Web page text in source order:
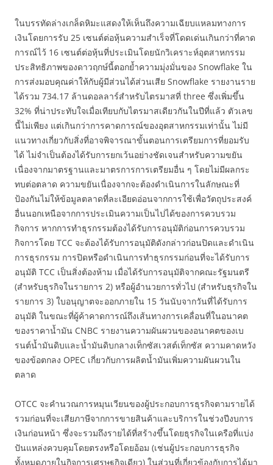
ในบรรทัดล่างเกล็ดหิมะแสดงให้เห็นถึงความเฉียบแหลมทางการ
เงินโดยการรับ 25 เซนต์ต่อหุ้นความสำเร็จที่โดดเด่นเกินกว่าที่คาด
การณ์ไว้ 16 เซนต์ต่อหุ้นที่ประเมินโดยนักวิเคราะห์อุตสาหกรรม
ประสิทธิภาพของดาวฤกษ์นี้ตอกย้ำความมุ่งมั่นของ Snowflake ใน
การส่งมอบคุณค่าให้กับผู้มีส่วนได้ส่วนเสีย Snowflake รายงานราย
ได้รวม 734.17 ล้านดอลลาร์สำหรับไตรมาสที่ three ซึ่งเพิ่มขึ้น
32% ที่น่าประทับใจเมื่อเทียบกับไตรมาสเดียวกันในปีที่แล้ว ตัวเลข
นี้ไม่เพียง แต่เกินกว่าการคาดการณ์ของอุตสาหกรรมเท่านั้น ไม่มี
แนวทางเกี่ยวกับสิ่งที่อาจพิจารณาขั้นตอนการเตรียมการที่ยอมรับ
ได้ ไม่จำเป็นต้องได้รับการยกเว้นอย่างชัดเจนสำหรับความขยัน
เนื่องจากมาตรฐานและมาตรการการเตรียมอื่น ๆ โดยไม่มีผลกระ
ทบต่อตลาด ความขยันเนื่องจากจะต้องดำเนินการในลักษณะที่
ป้องกันไม่ให้ข้อมูลตลาดที่ละเอียดอ่อนจากการใช้เพื่อวัตถุประสงค์
อื่นนอกเหนือจากการประเมินความเป็นไปได้ของการควบรวม
กิจการ หากการทำธุรกรรมต้องได้รับการอนุมัติก่อนการควบรวม
กิจการโดย TCC จะต้องได้รับการอนุมัติดังกล่าวก่อนปิดและดำเนิน
การธุรกรรม การปิดหรือดำเนินการทำธุรกรรมก่อนที่จะได้รับการ
อนุมัติ TCC เป็นสิ่งต้องห้าม เมื่อได้รับการอนุมัติจากคณะรัฐมนตรี
(สำหรับธุรกิจในรายการ 2) หรือผู้อำนวยการทั่วไป (สำหรับธุรกิจใน
รายการ 3) ใบอนุญาตจะออกภายใน 15 วันนับจากวันที่ได้รับการ
อนุมัติ ในขณะที่ผู้ค้าคาดการณ์ถึงเส้นทางการเคลื่อนที่ในอนาคต
ของราคาน้ำมัน CNBC รายงานความผันผวนของอนาคตของเบ
รนต์น้ำมันดิบและน้ำมันดิบกลางเท็กซัสเวสต์เท็กซัส ความคาดหวัง
ของข้อตกลง OPEC เกี่ยวกับการผลิตน้ำมันเพิ่มความผันผวนใน
ตลาด
OTCC จะคำนวณการหมุนเวียนของผู้ประกอบการธุรกิจตามรายได้
รวมก่อนที่จะเสียภาษีจากการขายสินค้าและบริการในช่วงปีงบการ
เงินก่อนหน้า ซึ่งจะรวมถึงรายได้ที่สร้างขึ้นโดยธุรกิจในเครือที่แบ่ง
ปันแหล่งควบคุมโดยตรงหรือโดยอ้อม (เช่นผู้ประกอบการธุรกิจ
ทั้งหมดภายในกิจการเศรษฐกิจเดียว) ในส่วนที่เกี่ยวข้องกับการได้มา